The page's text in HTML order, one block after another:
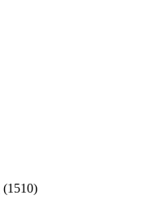
(1510)